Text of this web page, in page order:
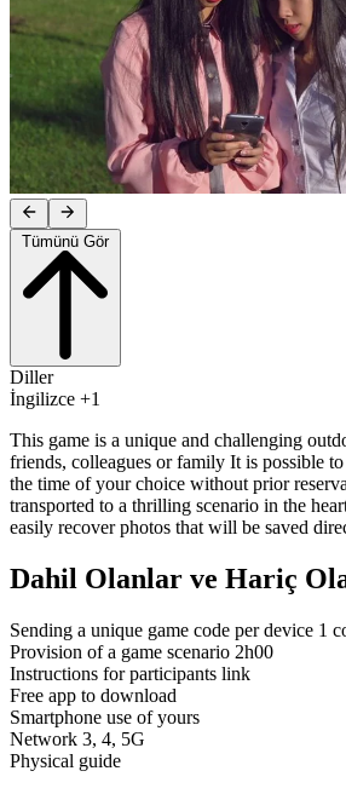
Tümünü Gör
Diller
İngilizce +1
This game is a unique and challenging
friends, colleagues or family It is possible
the time of your choice without prior
transported to a thrilling scenario in the
easily recover photos that will be saved
Dahil Olanlar ve Hariç
Sending a unique game code per device 1
Provision of a game scenario 2h00
Instructions for participants link
Free app to download
Smartphone use of yours
Network 3, 4, 5G
Physical guide